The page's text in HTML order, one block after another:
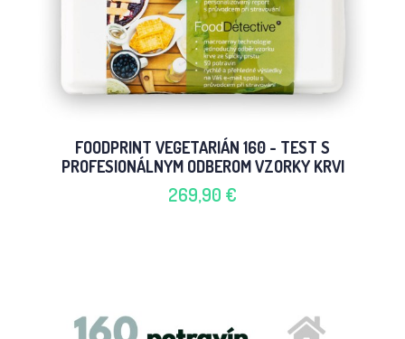
FOODPRINT VEGETARIÁN 160 - TEST S
PROFESIONÁLNYM ODBEROM VZORKY KRVI
269,90 €